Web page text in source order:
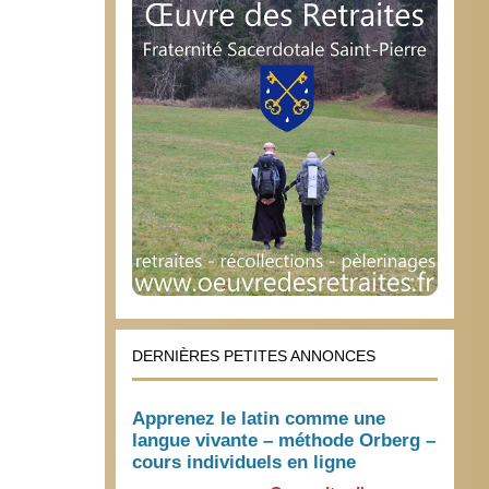
DERNIÈRES PETITES ANNONCES
Apprenez le latin comme une
langue vivante – méthode Orberg –
cours individuels en ligne